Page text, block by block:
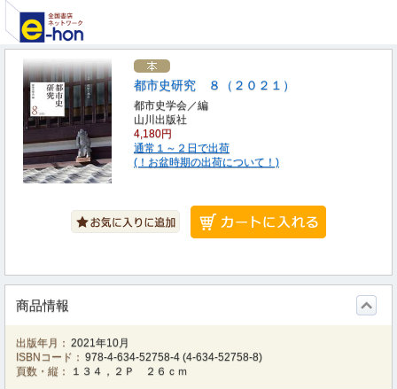
都市史研究 ８（２０２１）
都市史学会／編
山川出版社
4,180円
通常１～２日で出荷
(！お盆時期の出荷について！)
商品情報
出版年月： 2021年10月
ISBNコード： 978-4-634-52758-4 (4-634-52758-8)
頁数・縦：
１３４，２Ｐ ２６ｃｍ